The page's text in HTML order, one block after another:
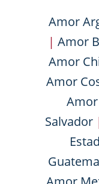
Amor
| Amor
Amor
Amor
Salvador